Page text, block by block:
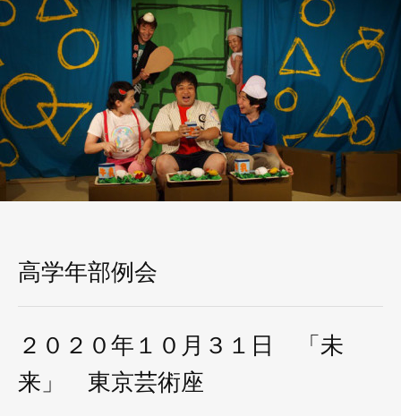
高学年部例会
２０２０年１０月３１日 「未
来」 東京芸術座